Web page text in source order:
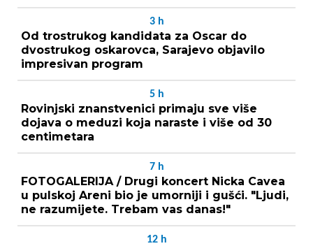
3 h
Od trostrukog kandidata za Oscar do
dvostrukog oskarovca, Sarajevo objavilo
impresivan program
5 h
Rovinjski znanstvenici primaju sve više
dojava o meduzi koja naraste i više od 30
centimetara
7 h
FOTOGALERIJA / Drugi koncert Nicka Cavea
u pulskoj Areni bio je umorniji i gušći. "Ljudi,
ne razumijete. Trebam vas danas!"
12 h